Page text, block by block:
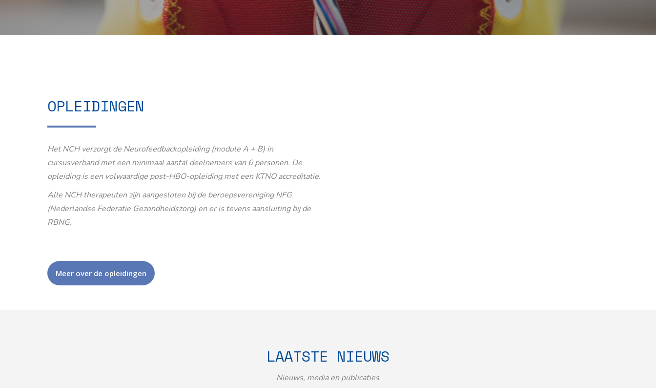
OPLEIDINGEN
Het NCH verzorgt de Neurofeedbackopleiding (module A + B) in
cursusverband met een minimaal aantal deelnemers van 6 personen. De
opleiding is een volwaardige post-HBO-opleiding met een KTNO accreditatie.
Alle NCH therapeuten zijn aangesloten bij de beroepsvereniging NFG
(Nederlandse Federatie Gezondheidszorg) en er is tevens aansluiting bij de
RBNG.
Meer over de opleidingen
LAATSTE NIEUWS
Nieuws, media en publicaties